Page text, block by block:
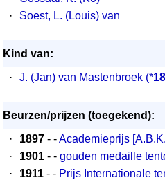
·
Soest, L. (Louis) van
Kind van:
·
J. (Jan) van Mastenbroek (*
Beurzen/prijzen (toegekend):
·
1897 - -Academieprijs
·
1901 - - gouden medaille
·
1911 - - Prijs Internationale